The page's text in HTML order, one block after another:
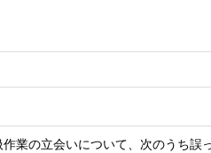
業の立会いについて、次のうち誤